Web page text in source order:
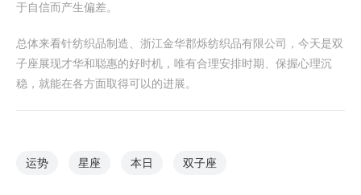
于自信而产生偏差。
总体来看针纺织品制造、浙江金华郡烁纺织品有限公司，今天是双
子座展现才华和聪惠的好时机，唯有合理安排时期、保握心理沉
稳，就能在各方面取得可以的进展。
运势 星座 本日 双子座